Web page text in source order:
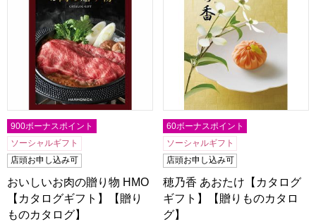
900ボーナスポイント
ソーシャルギフト
店頭お申し込み可
おいしいお肉の贈り物 HMO
【カタログギフト】【贈り
ものカタログ】
60ボーナスポイント
ソーシャルギフト
店頭お申し込み可
穂乃香 あおたけ【カタログ
ギフト】【贈りものカタロ
グ】